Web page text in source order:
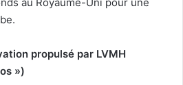
propulsé par LVMH
»)